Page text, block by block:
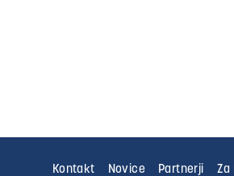
Kontakt Novice Partnerji Za